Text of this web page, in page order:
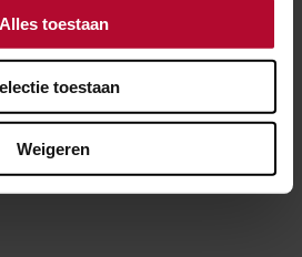
Alles toestaan
toestaan
Weigerentot interim CFO